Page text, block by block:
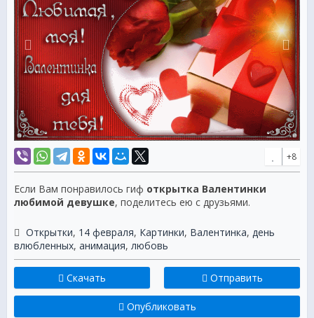
+8
Если Вам понравилось гиф открытка Валентинки
любимой девушке, поделитесь ею с друзьями.
Открытки, 14 февраля, Картинки, Валентинка, день
влюбленных, анимация, любовь
Скачать Отправить
Опубликовать